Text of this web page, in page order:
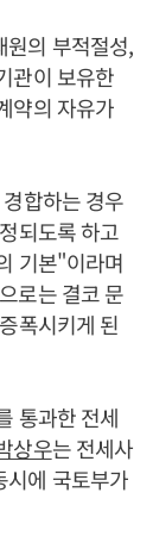
원의 부적절성,
관이 보유한
약의 자유가
합하는 경우
되도록 하고
기본"이라며
로는 결코 문
폭시키게 된
통과한 전세
상우는 전세사
시에 국토부가